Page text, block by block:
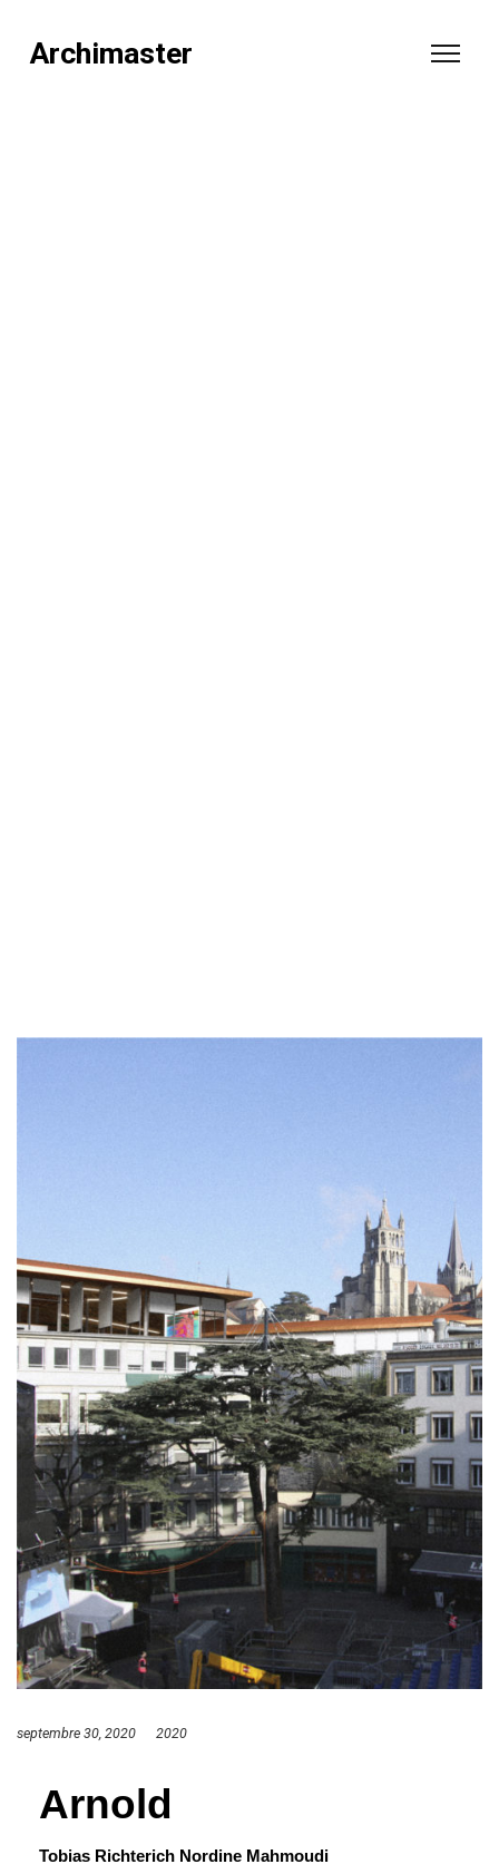
Archimaster
septembre 30, 2020 2020
Arnold
Tobias Richterich Nordine Mahmoudi